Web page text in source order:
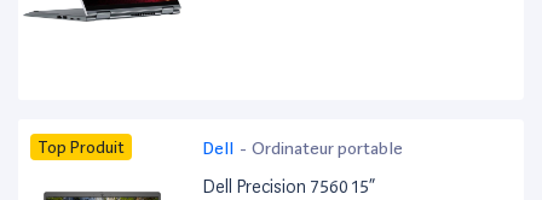
Top Produit Dell - Ordinateur portable
Dell Precision 7560 15”